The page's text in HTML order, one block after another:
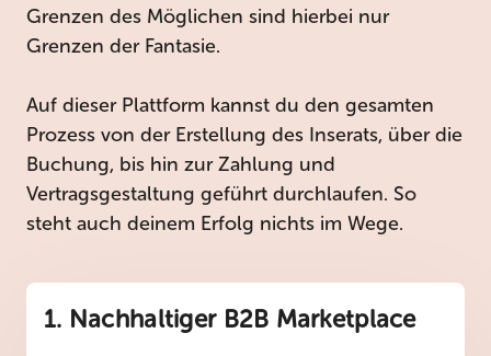
Grenzen des Möglichen sind hierbei nur
Grenzen der Fantasie.
Auf dieser Plattform kannst du den gesamten
Prozess von der Erstellung des Inserats, über die
Buchung, bis hin zur Zahlung und
Vertragsgestaltung geführt durchlaufen. So
steht auch deinem Erfolg nichts im Wege.
1. Nachhaltiger B2B Marketplace